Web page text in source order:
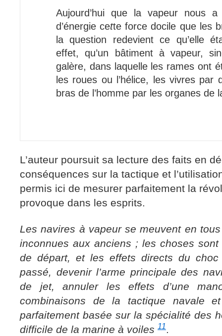
Aujourd’hui que la vapeur nous
d’énergie cette force docile que les
la question redevient ce qu’elle
effet, qu’un bâtiment à vapeur,
galère, dans laquelle les rames ont
les roues ou l’hélice, les vivres par
bras de l’homme par les organes de
L’auteur poursuit sa lecture des faits en
conséquences sur la tactique et
permis ici de mesurer parfaitement la
provoque dans les esprits.
Les navires à vapeur se meuvent en
inconnues aux anciens ; les choses
de départ, et les effets directs du
passé, devenir l’arme principale des
de jet, annuler les effets d’une
combinaisons de la tactique navale
parfaitement basée sur la spécialité des
difficile de la marine à voiles 11.